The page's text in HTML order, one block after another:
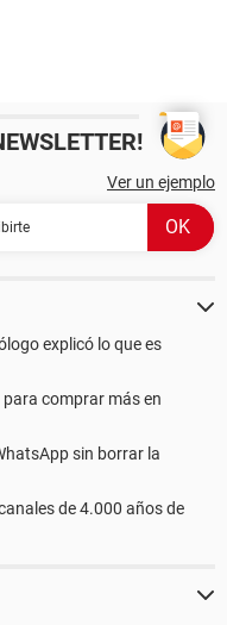
Ver un ejemplo
explicó lo que es
para comprar más en
sin borrar la
de 4.000 años de